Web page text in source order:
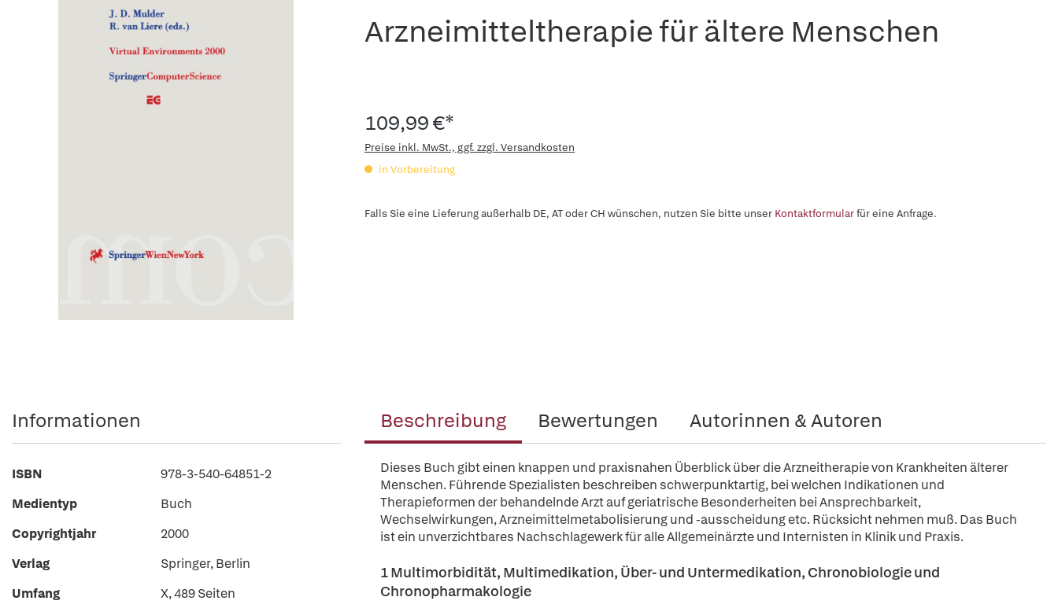
Arzneimitteltherapie für ältere Menschen
109,99 €*
Preise inkl. MwSt., ggf. zzgl. Versandkosten
in Vorbereitung
Falls Sie eine Lieferung außerhalb DE, AT oder CH wünschen, nutzen Sie bitte unser Kontaktformularfür eine Anfrage.
Beschreibung Bewertungen Autorinnen & Autoren
Dieses Buch gibt einen knappen und praxisnahen Überblick über die Arzneitherapie von Krankheiten älterer
Menschen. Führende Spezialisten beschreiben schwerpunktartig, bei welchen Indikationen und
Therapieformen der behandelnde Arzt auf geriatrische Besonderheiten bei Ansprechbarkeit,
Wechselwirkungen, Arzneimittelmetabolisierung und -ausscheidung etc. Rücksicht nehmen muß. Das Buch
ist ein unverzichtbares Nachschlagewerk für alle Allgemeinärzte und Internisten in Klinik und Praxis.
1 Multimorbidität, Multimedikation, Über- und Untermedikation, Chronobiologie und
Chronopharmakologie
Informationen
ISBN
978-3-540-64851-2
Medientyp
Buch
Copyrightjahr
2000
Verlag
Springer, Berlin
Umfang
X, 489 Seiten